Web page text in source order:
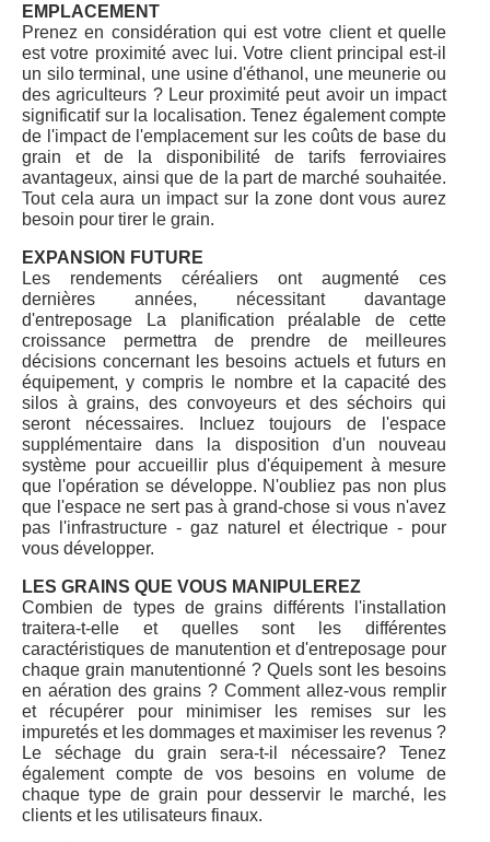
EMPLACEMENT
Prenez en considération qui est votre client et quelle
est votre proximité avec lui. Votre client principal est-il
un silo terminal, une usine d'éthanol, une meunerie ou
des agriculteurs ? Leur proximité peut avoir un impact
significatif sur la localisation. Tenez également compte
de l'impact de l'emplacement sur les coûts de base du
grain et de la disponibilité de tarifs ferroviaires
avantageux, ainsi que de la part de marché souhaitée.
Tout cela aura un impact sur la zone dont vous aurez
besoin pour tirer le grain.
EXPANSION FUTURE
Les rendements céréaliers ont augmenté ces
dernières années, nécessitant davantage
d'entreposage La planification préalable de cette
croissance permettra de prendre de meilleures
décisions concernant les besoins actuels et futurs en
équipement, y compris le nombre et la capacité des
silos à grains, des convoyeurs et des séchoirs qui
seront nécessaires. Incluez toujours de l'espace
supplémentaire dans la disposition d'un nouveau
système pour accueillir plus d'équipement à mesure
que l'opération se développe. N'oubliez pas non plus
que l'espace ne sert pas à grand-chose si vous n'avez
pas l'infrastructure - gaz naturel et électrique - pour
vous développer.
LES GRAINS QUE VOUS MANIPULEREZ
Combien de types de grains différents l'installation
traitera-t-elle et quelles sont les différentes
caractéristiques de manutention et d'entreposage pour
chaque grain manutentionné ? Quels sont les besoins
en aération des grains ? Comment allez-vous remplir
et récupérer pour minimiser les remises sur les
impuretés et les dommages et maximiser les revenus ?
Le séchage du grain sera-t-il nécessaire? Tenez
également compte de vos besoins en volume de
chaque type de grain pour desservir le marché, les
clients et les utilisateurs finaux.